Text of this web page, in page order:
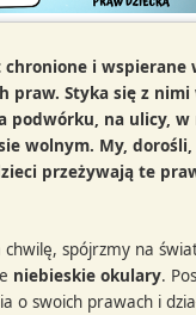
chronione i wspierane
praw. Styka się z
podwórku, na ulicy, w
wolnym. My,
przeżywają te
spójrzmy na
niebieskie okulary.
o swoich prawach i